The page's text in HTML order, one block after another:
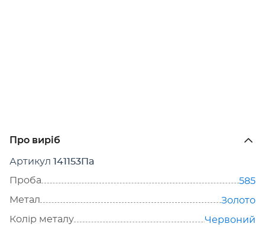
Про виріб
Артикул 141153Па
Проба
585
Метал
Золото
Колір металу
Червоний